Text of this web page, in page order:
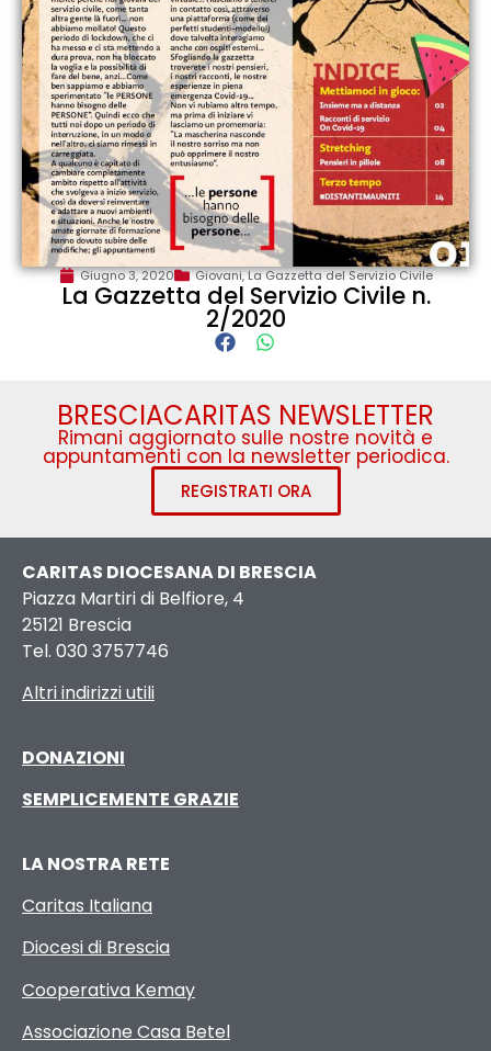
Giugno 3, 2020 Giovani,La Gazzetta del Servizio Civile
La Gazzetta del Servizio Civile n.
2/2020
BRESCIACARITAS NEWSLETTER
Rimani aggiornato sulle nostre novità e
appuntamenti con la newsletter periodica.
REGISTRATI ORA
CARITAS DIOCESANA DI BRESCIA
Piazza Martiri di Belfiore, 4
25121 Brescia
Tel. 030 3757746
Altri indirizzi utili
DONAZIONI
SEMPLICEMENTE GRAZIE
LA NOSTRA RETE
Caritas Italiana
Diocesi di Brescia
Cooperativa Kemay
Associazione Casa Betel